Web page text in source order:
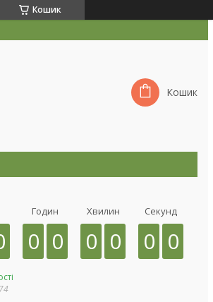
Кошик
Кошик
Годин
0 0
Хвилин
0 0
Секунд
0 0